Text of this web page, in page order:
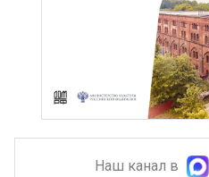
Наш канал в